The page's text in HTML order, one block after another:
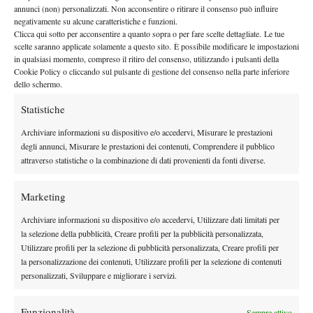
annunci (non) personalizzati. Non acconsentire o ritirare il consenso può influire
negativamente su alcune caratteristiche e funzioni.
Clicca qui sotto per acconsentire a quanto sopra o per fare scelte dettagliate. Le tue
scelte saranno applicate solamente a questo sito. È possibile modificare le impostazioni
in qualsiasi momento, compreso il ritiro del consenso, utilizzando i pulsanti della
Cookie Policy o cliccando sul pulsante di gestione del consenso nella parte inferiore
dello schermo.
Statistiche
Archiviare informazioni su dispositivo e/o accedervi, Misurare le prestazioni
degli annunci, Misurare le prestazioni dei contenuti, Comprendere il pubblico
attraverso statistiche o la combinazione di dati provenienti da fonti diverse.
Marketing
Archiviare informazioni su dispositivo e/o accedervi, Utilizzare dati limitati per
la selezione della pubblicità, Creare profili per la pubblicità personalizzata,
Utilizzare profili per la selezione di pubblicità personalizzata, Creare profili per
la personalizzazione dei contenuti, Utilizzare profili per la selezione di contenuti
personalizzati, Sviluppare e migliorare i servizi.
Ed infine credo abbia giocato un ruolo importante in questo
senso anche il fatto di essere maturata tennisticamente tardi.
A chi ti sei ispirata nel portare avanti il tuo gioco “old style”?
Da piccola ammiravo ed ero una fan sfegatata di Steffi Graf,
praticamente guardavo solo lei. Mi incantava ad ogni punto pure
apprezzare Roger…
Quanto ti è rimasta sul groppone quella chance con
l’Azarenka al Roland Garros?
Non mi ci far soffermare perchè spesso mi fa venire ancora gli
magari se fossi andata sul 5-0 nel secondo set, avendo convertito
le due palle break in mio favore, magari ora staremmo parlando
di un altro match. Purtroppo fino all’ultimo quindici non puoi
mai dire di avere chiuso la partita, sapete com’è dura la legge del
tennis. Però sicuramente quell’occasione di battere l’allora la n.1